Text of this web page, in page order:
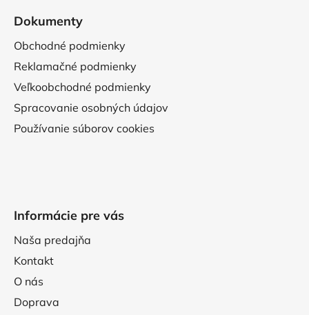
Dokumenty
Obchodné podmienky
Reklamačné podmienky
Veľkoobchodné podmienky
Spracovanie osobných údajov
Používanie súborov cookies
Informácie pre vás
Naša predajňa
Kontakt
O nás
Doprava